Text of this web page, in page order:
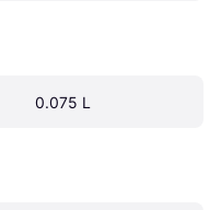
0.075 L